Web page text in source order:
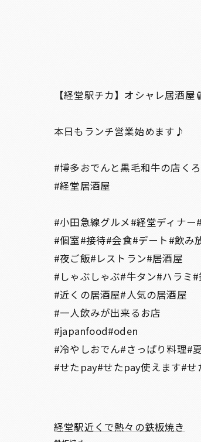
【経堂駅チカ】オシャレ居酒
本日もランチ営業始めます♪
#博多おでんと黒毛和牛の店く
#経堂居酒屋
#小田急線グルメ#経堂ディナー
#個室#接待#会食#デート#飲み
#夜ご飯#レストラン#居酒屋
#しゃぶしゃぶ#牛タン#ハラミ#
#近くの居酒屋#人気の居酒屋
#一人飲みが出来るお店
#japanfood#oden
#冷やしおでん#さっぱり料理#
#せたpay#せたpay使えます#せ
経堂駅近くで熱々の鉄板焼き